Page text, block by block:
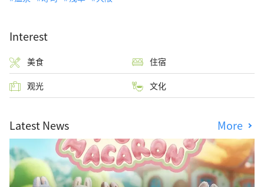
Interest
美食 住宿
观光 文化
Latest News More